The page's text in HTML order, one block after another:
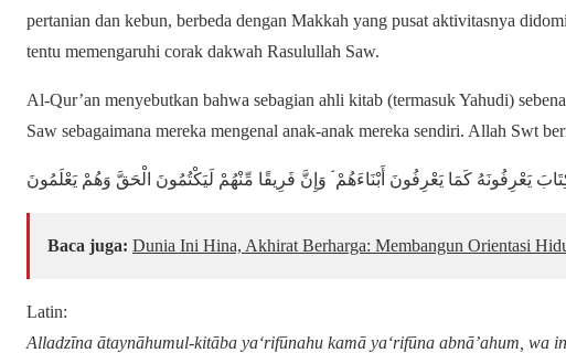
pertanian dan kebun, berbeda dengan Makkah yang pusat aktivitasnya
tentu memengaruhi corak dakwah Rasulullah Saw.
Al-Qur’an menyebutkan bahwa sebagian ahli kitab (termasuk Yahudi)
Saw sebagaimana mereka mengenal anak-anak mereka sendiri. Allah Swt
يَعْرِفُونَهُ كَمَا يَعْرِفُونَ أَبْنَاءَهُمْ ۘ وَإِنَّ فَرِيقًا مِّنْهُمْ لَيَكْتُمُونَ الْحَقَّ وَهُمْ يَعْلَمُونَ
Baca juga: Dunia Ini Hina, Akhirat Berharga: Membangun Orientasi
Latin:
Alladzīna ātaynāhumul-kitāba ya‘rifūnahu kamā ya‘rifūna abnā’ahum, wa